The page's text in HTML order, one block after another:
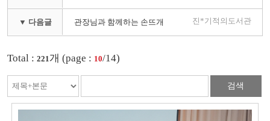
▼ 다음글 관장님과 함께하는 손뜨개 진*기적의도서관
Total : 221개 (page : 10/14)
검색